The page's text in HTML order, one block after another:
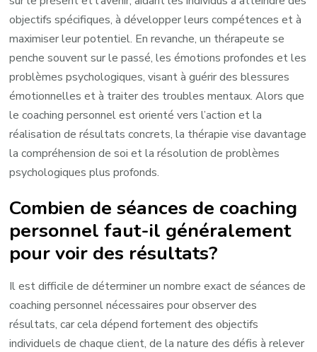
objectifs spécifiques, à développer leurs compétences et à
maximiser leur potentiel. En revanche, un thérapeute se
penche souvent sur le passé, les émotions profondes et les
problèmes psychologiques, visant à guérir des blessures
émotionnelles et à traiter des troubles mentaux. Alors que
le coaching personnel est orienté vers l’action et la
réalisation de résultats concrets, la thérapie vise davantage
la compréhension de soi et la résolution de problèmes
psychologiques plus profonds.
Combien de séances de coaching
personnel faut-il généralement
pour voir des résultats?
Il est difficile de déterminer un nombre exact de séances de
coaching personnel nécessaires pour observer des
résultats, car cela dépend fortement des objectifs
individuels de chaque client, de la nature des défis à relever